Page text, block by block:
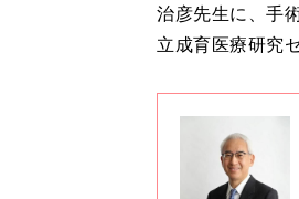
治彦先生に、手
立成育医療研究